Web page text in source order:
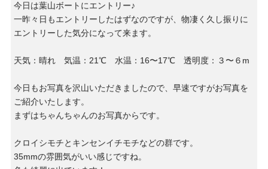
今日は葉山ボートにエントリー♪
一昨々日もエントリーしたはずなのですが、物凄く久し振りに
エントリーした気分になって来ます。
天気：晴れ 気温：21℃ 水温：16〜17℃ 透明度：３〜６m
今日もお写真を沢山いただきましたので、早速ですがお写真を
ご紹介いたします。
まずはちゃんちゃんのお写真からです。
クロイシモチとキンセンイチモチなどの群です。
35mmの雰囲気がいい感じですね。